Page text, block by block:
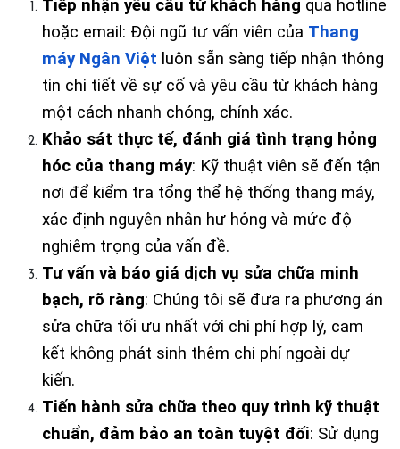
Tiếp nhận yêu cầu từ khách hàng qua hotline
hoặc email: Đội ngũ tư vấn viên của Thang
máy Ngân Việt luôn sẵn sàng tiếp nhận thông
tin chi tiết về sự cố và yêu cầu từ khách hàng
một cách nhanh chóng, chính xác.
Khảo sát thực tế, đánh giá tình trạng hỏng
hóc của thang máy: Kỹ thuật viên sẽ đến tận
nơi để kiểm tra tổng thể hệ thống thang máy,
xác định nguyên nhân hư hỏng và mức độ
nghiêm trọng của vấn đề.
Tư vấn và báo giá dịch vụ sửa chữa minh
bạch, rõ ràng: Chúng tôi sẽ đưa ra phương án
sửa chữa tối ưu nhất với chi phí hợp lý, cam
kết không phát sinh thêm chi phí ngoài dự
kiến.
Tiến hành sửa chữa theo quy trình kỹ thuật
chuẩn, đảm bảo an toàn tuyệt đối: Sử dụng